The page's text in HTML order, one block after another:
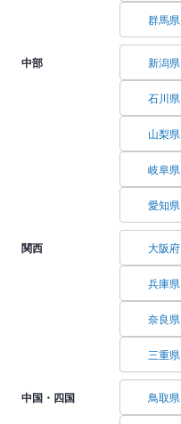
群馬県
中部 新潟県
石川県
山梨県
岐阜県
愛知県
関西 大阪府
兵庫県
奈良県
三重県
中国・四国 鳥取県